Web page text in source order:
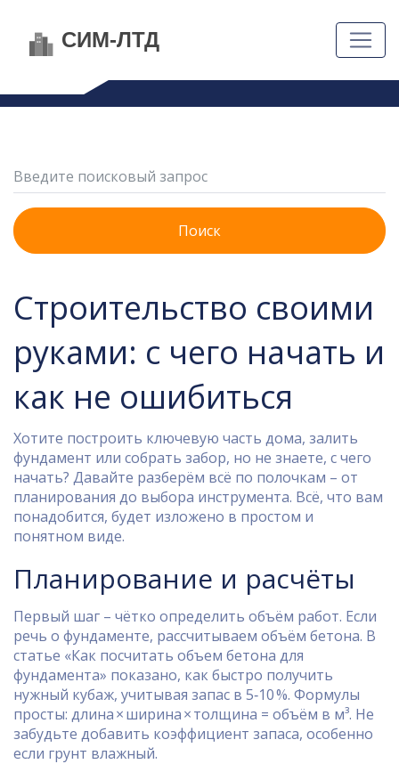
Поиск
Строительство своими
руками: с чего начать и
как не ошибиться
Хотите построить ключевую часть дома, залить
фундамент или собрать забор, но не знаете, с чего
начать? Давайте разберём всё по полочкам – от
планирования до выбора инструмента. Всё, что вам
понадобится, будет изложено в простом и
понятном виде.
Планирование и расчёты
Первый шаг – чётко определить объём работ. Если
речь о фундаменте, рассчитываем объём бетона. В
статье «Как посчитать объем бетона для
фундамента» показано, как быстро получить
нужный кубаж, учитывая запас в 5‑10 %. Формулы
просты: длина × ширина × толщина = объём в м³. Не
забудьте добавить коэффициент запаса, особенно
если грунт влажный.